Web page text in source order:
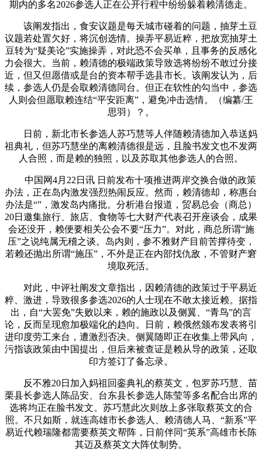
期内的多名2026参选人正在公开行程中纷纷躲着赖清德走。
该阐发指出，食安议题是每天城市碰着的问题，抽芽土豆
议题若处置欠好，将沉创选情。操弄平易近粹，把放宽抽芽土
豆转为“疑美论”实施操弄，对此恐不会买单，且事务的反感化
力会很大。当前，赖清德的极端政策导致选将纷纷不敢过分接
近，但又但愿借或是台的资本帮手选县市长。该阐发认为，后
续，参选人仍是会取赖清德同台。但正在软性的勾当中，参选
人则会但愿取赖连结“平安距离”，避免冲击选情。（编纂/王
思羽）？。
日前，新北市长参选人苏巧慧等人伴随赖清德加入恭送妈
祖典礼，但苏巧慧坐的离赖清德很是远，且脸书发文也不发两
人合照，而是赖的独照，以及苏取其他参选人的合照。
中国网4月22日讯 日前发布十项推进两岸交换合做的政策
办法，正在岛内激发强烈热闹反应。然而，赖清德却，称惠台
办法是“”，激发岛内痛批。分析港台报道，贸易总会（商总）
20日邀集旅行、旅店、食物等七大财产代表召开座谈会，成果
会还没开，赖便要相关公会不要“压力”。对此，商总所谓“施
压”之说纯属无稽之谈。岛内则，参不雅财产目前苦撑待变，
若赖还抛出所谓“施压”，不外是正在内部找仇敌，不管财产窘
境取死活。
对此，中评社阐发文章指出，因赖清德的政策过于平易近
粹、激进，导致很多参选2026的人士现在不敢太接近赖。据指
出，自“大罢免”失败以来，赖的施政以及侧翼、“青鸟”的言
论，反而呈现愈加极端化的趋向。日前，赖俄然颁布发表将引
进印度劳工来台，遭激烈否决。侧翼随即正在收集上带风向，
污指该政策由中国提出，但后来被查证是赖从导的政策，还取
印方签订了备忘录。
反不雅20日加入妈祖回銮典礼的蔡英文，包罗苏巧慧、苗
栗县长参选人陈品安、台东县长参选人陈莹等多名配合出席的
选将均正在脸书发文。苏巧慧此次则放上多张取蔡英文的合
照。不只如斯，就连高雄市长参选人、赖清德人马、“新系”平
易近代赖瑞隆都需要蔡英文帮阵，日前伴同“英系”高雄市长陈
其迈及蔡英文大阵仗制势。